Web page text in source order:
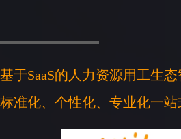
基于SaaS的人力资源用工生
标准化、个性化、专业化一站